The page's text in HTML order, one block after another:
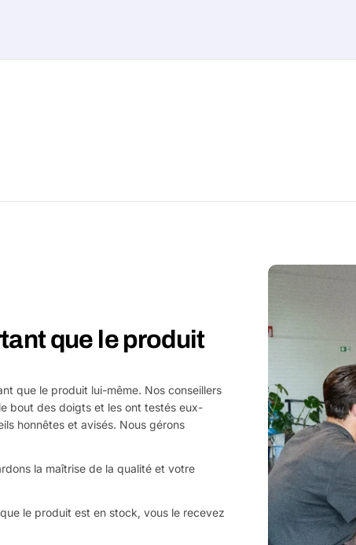
que le produit
que le produit lui-même. Nos conseillers
bout des doigts et les ont testés eux-
honnêtes et avisés. Nous gérons
la maîtrise de la qualité et votre
le produit est en stock, vous le recevez